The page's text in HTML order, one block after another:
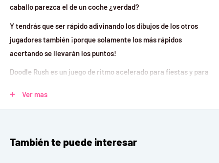
caballo parezca el de un coche ¿verdad?
Y tendrás que ser rápido adivinando los dibujos de los otros
jugadores también ¡porque solamente los más rápidos
acertando se llevarán los puntos!
Doodle Rush es un juego de ritmo acelerado para fiestas y para
rápidos con el rotulador y la mente.
Ver mas
También te puede interesar